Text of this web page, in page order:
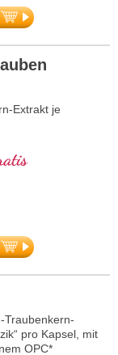
Extrakt je
Traubenkern-
pro Kapsel, mit
OPC*